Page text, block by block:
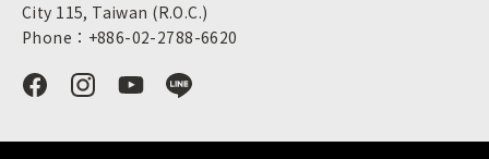
City 115, Taiwan (R.O.C.)
Phone：+886-02-2788-6620